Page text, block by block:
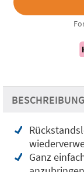
BESCHREIBUNG
Ganz